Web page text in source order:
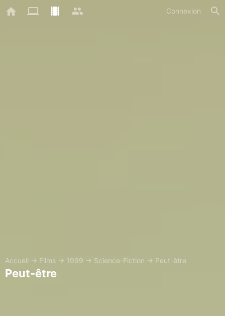
Connexion
Accueil → Films → 1999 → Science-Fiction → Peut-être
Peut-être